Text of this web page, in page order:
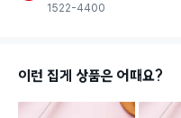
1522-4400
이런 집게 상품은 어때요?